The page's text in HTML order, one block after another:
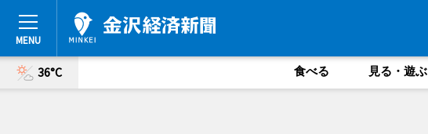
36°C 食べる 見る・遊ぶ